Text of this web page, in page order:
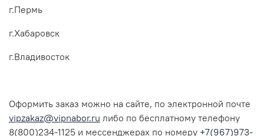
г.Пермь
г.Хабаровск
г.Владивосток
Оформить заказ можно на сайте, по электронной почте
vipzakaz@vipnabor.ru либо по бесплатному телефону
8(800)234-1125 и мессенджерах по номеру +7(967)973-